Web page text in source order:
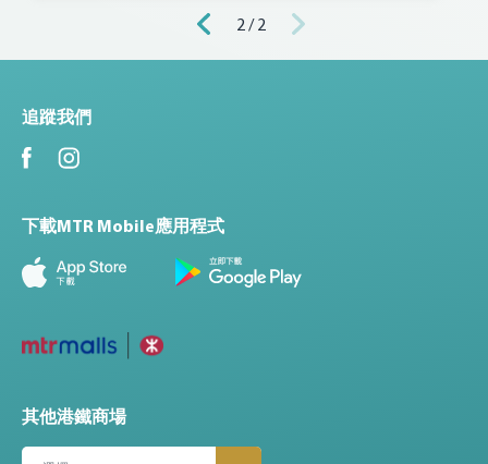
2 / 2
追蹤我們
下載MTR Mobile應用程式
其他港鐵商場